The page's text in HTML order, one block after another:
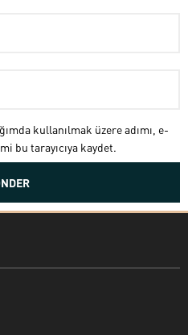
kullanılmak üzere adımı, e-
bu tarayıcıya kaydet.